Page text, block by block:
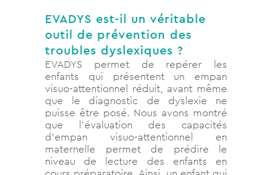
EVADYS est-il un véritable
outil de prévention des
troubles dyslexiques ?
EVADYS permet de repérer les
enfants qui présentent un empan
visuo-attentionnel réduit, avant même
que le diagnostic de dyslexie ne
puisse être posé. Nous avons montré
que l’évaluation des capacités
d’empan visuo-attentionnel en
maternelle permet de prédire le
niveau de lecture des enfants en